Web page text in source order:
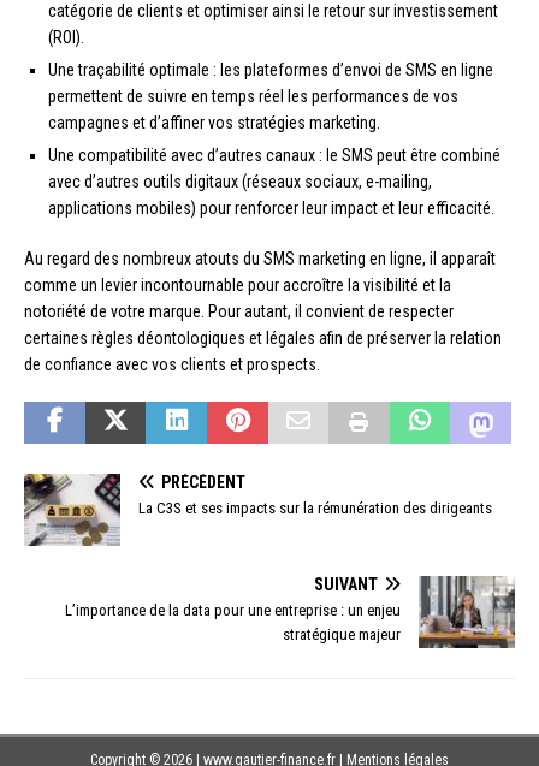
catégorie de clients et optimiser ainsi le retour sur investissement
(ROI).
Une traçabilité optimale : les plateformes d’envoi de SMS en ligne
permettent de suivre en temps réel les performances de vos
campagnes et d’affiner vos stratégies marketing.
Une compatibilité avec d’autres canaux : le SMS peut être combiné
avec d’autres outils digitaux (réseaux sociaux, e-mailing,
applications mobiles) pour renforcer leur impact et leur efficacité.
Au regard des nombreux atouts du SMS marketing en ligne, il apparaît
comme un levier incontournable pour accroître la visibilité et la
notoriété de votre marque. Pour autant, il convient de respecter
certaines règles déontologiques et légales afin de préserver la relation
de confiance avec vos clients et prospects.
PRÉCÉDENT
La C3S et ses impacts sur la rémunération des dirigeants
SUIVANT
L’importance de la data pour une entreprise : un enjeu
stratégique majeur
Copyright © 2026 | www.gautier-finance.fr Mentions légales